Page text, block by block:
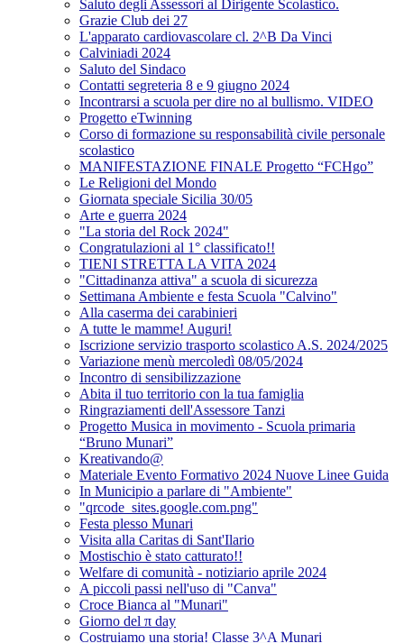
Saluto degli Assessori al Dirigente Scolastico.
Grazie Club dei 27
L'apparato cardiovascolare cl. 2^B Da Vinci
Calviniadi 2024
Saluto del Sindaco
Contatti segreteria 8 e 9 giugno 2024
Incontrarsi a scuola per dire no al bullismo. VIDEO
Progetto eTwinning
Corso di formazione su responsabilità civile personale
scolastico
MANIFESTAZIONE FINALE Progetto “FCHgo”
Le Religioni del Mondo
Giornata speciale Sicilia 30/05
Arte e guerra 2024
"La storia del Rock 2024"
Congratulazioni al 1° classificato!!
TIENI STRETTA LA VITA 2024
"Cittadinanza attiva" a scuola di sicurezza
Settimana Ambiente e festa Scuola "Calvino"
Alla caserma dei carabinieri
A tutte le mamme! Auguri!
Iscrizione servizio trasporto scolastico A.S. 2024/2025
Variazione menù mercoledì 08/05/2024
Incontro di sensibilizzazione
Abita il tuo territorio con la tua famiglia
Ringraziamenti dell'Assessore Tanzi
Progetto Musica in movimento - Scuola primaria
“Bruno Munari”
Kreativando@
Materiale Evento Formativo 2024 Nuove Linee Guida
In Municipio a parlare di "Ambiente"
"qrcode_sites.google.com.png"
Festa plesso Munari
Visita alla Caritas di Sant'Ilario
Mostischio è stato catturato!!
Welfare di comunità - notiziario aprile 2024
A piccoli passi nell'uso di "Canva"
Croce Bianca al "Munari"
Giorno del π day
Costruiamo una storia! Classe 3^A Munari